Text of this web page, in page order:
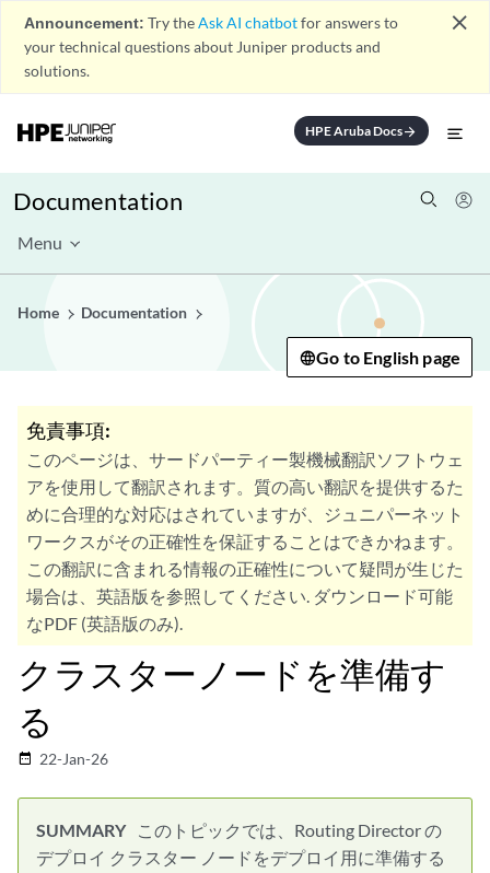
Announcement: Try theAsk AI chatbotfor answers to
your technical questions about Juniper products and
solutions.
close
HPE Aruba Docsarrow_forward
Documentation
Menu
Home Documentation
Go to English page
免責事項:
このページは、サードパーティー製機械翻訳ソフトウェ
アを使用して翻訳されます。質の高い翻訳を提供するた
めに合理的な対応はされていますが、ジュニパーネット
ワークスがその正確性を保証することはできかねます。
この翻訳に含まれる情報の正確性について疑問が生じた
場合は、英語版を参照してください. ダウンロード可能
なPDF (英語版のみ).
クラスターノードを準備す
る
date_range 22-Jan-26
このトピックでは、Routing Director の
デプロイ クラスター ノードをデプロイ用に準備する